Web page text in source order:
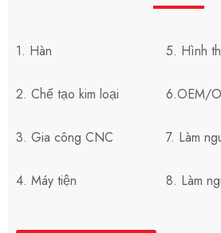
1. Hàn
2. Chế tạo kim loại
3. Gia công CNC
4. Máy tiện
5. Hình
6.OEM/
7. Làm
8. Làm